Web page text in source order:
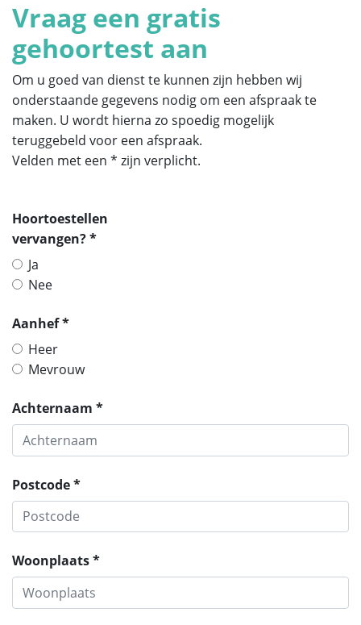
Vraag een gratis
gehoortest aan
Om u goed van dienst te kunnen zijn hebben wij
onderstaande gegevens nodig om een afspraak te
maken. U wordt hierna zo spoedig mogelijk
teruggebeld voor een afspraak.
Velden met een * zijn verplicht.
Hoortoestellen
vervangen? *
Ja
Nee
Aanhef *
Heer
Mevrouw
Achternaam *
Postcode *
Woonplaats *